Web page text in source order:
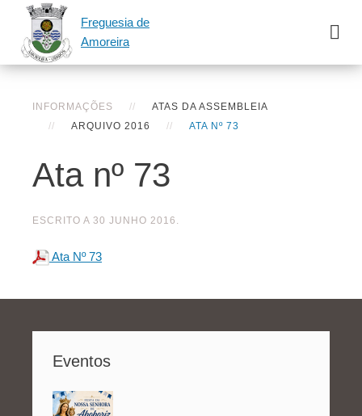
Freguesia de
Amoreira
INFORMAÇÕES
ATAS DA ASSEMBLEIA
ARQUIVO 2016
ATA Nº 73
Ata nº 73
ESCRITO A 30 JUNHO 2016 .
Ata Nº 73
Eventos